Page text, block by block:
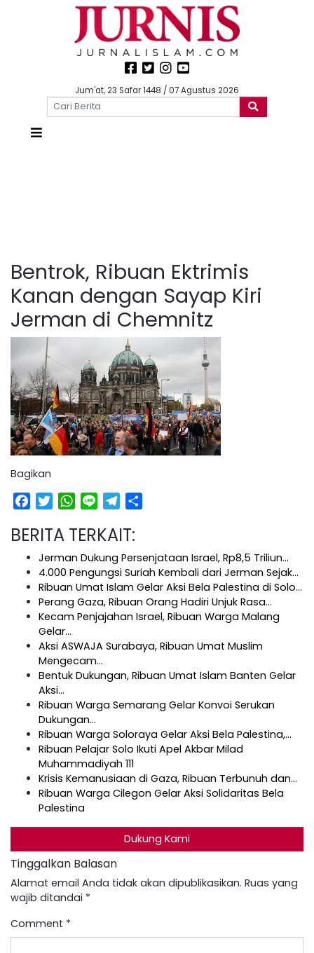
Jum'at, 23 Safar 1448 / 07 Agustus 2026
Bentrok, Ribuan Ektrimis
Kanan dengan Sayap Kiri
Jerman di Chemnitz
Bagikan
Facebook
TwitterWhatsApp
Line Telegram
BERITA TERKAIT:
Jerman Dukung Persenjataan Israel, Rp8,5 Triliun…
4.000 Pengungsi Suriah Kembali dari Jerman Sejak…
Ribuan Umat Islam Gelar Aksi Bela Palestina di Solo…
Perang Gaza, Ribuan Orang Hadiri Unjuk Rasa…
Kecam Penjajahan Israel, Ribuan Warga Malang
Gelar…
Aksi ASWAJA Surabaya, Ribuan Umat Muslim
Mengecam…
Bentuk Dukungan, Ribuan Umat Islam Banten Gelar
Aksi…
Ribuan Warga Semarang Gelar Konvoi Serukan
Dukungan…
Ribuan Warga Soloraya Gelar Aksi Bela Palestina,…
Ribuan Pelajar Solo Ikuti Apel Akbar Milad
Muhammadiyah 111
Krisis Kemanusiaan di Gaza, Ribuan Terbunuh dan…
Ribuan Warga Cilegon Gelar Aksi Solidaritas Bela
Palestina
Dukung Kami
Tinggalkan Balasan
Alamat email Anda tidak akan dipublikasikan. Ruas yang
wajib ditandai *
Comment *